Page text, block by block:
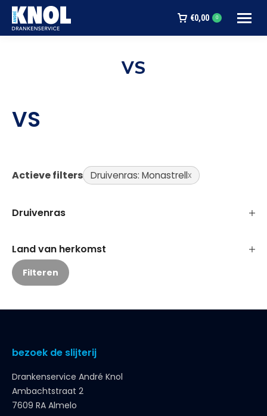
€0,00 0
VS
VS
Actieve filters Druivenras: Monastrell
Druivenras
Land van herkomst
Filteren
bezoek de slijterij
Drankenservice André Knol
Ambachtstraat 2
7609 RA Almelo